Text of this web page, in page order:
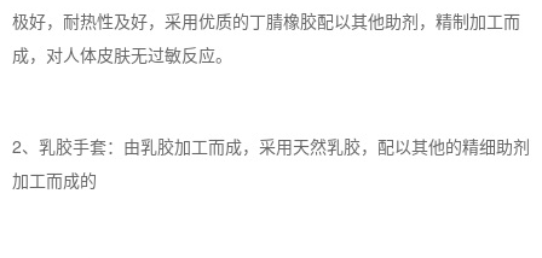
极好，耐热性及好，采用优质的丁腈橡胶配以其他助剂，精制加工而
成，对人体皮肤无过敏反应。
2、乳胶手套：由乳胶加工而成，采用天然乳胶，配以其他的精细助剂
加工而成的